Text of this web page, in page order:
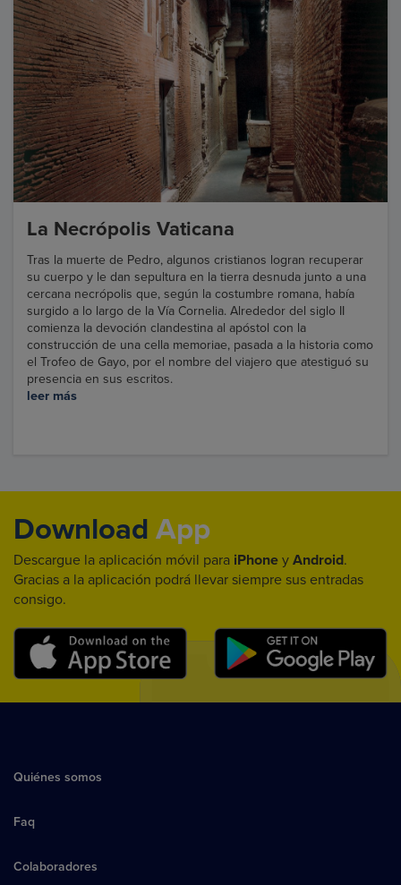
La Necrópolis Vaticana
Tras la muerte de Pedro, algunos cristianos logran recuperar
su cuerpo y le dan sepultura en la tierra desnuda junto a una
cercana necrópolis que, según la costumbre romana, había
surgido a lo largo de la Vía Cornelia. Alrededor del siglo II
comienza la devoción clandestina al apóstol con la
construcción de una cella memoriae, pasada a la historia como
el Trofeo de Gayo, por el nombre del viajero que atestiguó su
presencia en sus escritos.
leer más
Download App
Descargue la aplicación móvil para iPhone y Android.
Gracias a la aplicación podrá llevar siempre sus entradas
consigo.
Quiénes somos
Faq
Colaboradores